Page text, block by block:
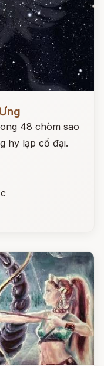
48 chòm sao
hy lạp cổ đại.